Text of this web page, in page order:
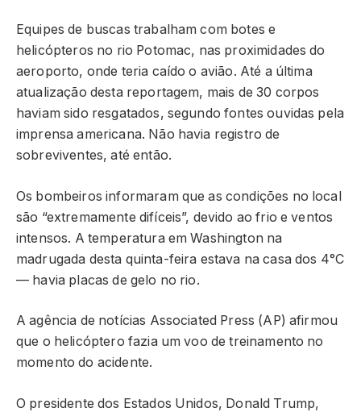
Equipes de buscas trabalham com botes e
helicópteros no rio Potomac, nas proximidades do
aeroporto, onde teria caído o avião. Até a última
atualização desta reportagem, mais de 30 corpos
haviam sido resgatados, segundo fontes ouvidas pela
imprensa americana. Não havia registro de
sobreviventes, até então.
Os bombeiros informaram que as condições no local
são “extremamente difíceis”, devido ao frio e ventos
intensos. A temperatura em Washington na
madrugada desta quinta-feira estava na casa dos 4°C
— havia placas de gelo no rio.
A agência de notícias Associated Press (AP) afirmou
que o helicóptero fazia um voo de treinamento no
momento do acidente.
O presidente dos Estados Unidos, Donald Trump,